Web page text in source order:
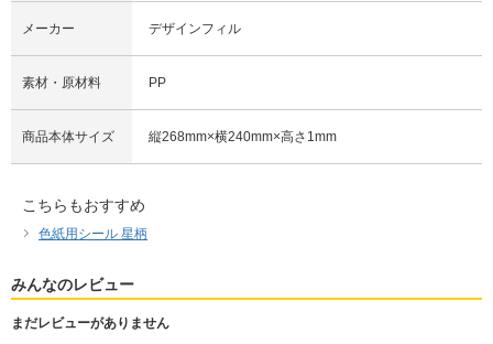
メーカー デザインフィル
素材・原材料 PP
商品本体サイズ 縦268mm×横240mm×高さ1mm
こちらもおすすめ
色紙用シール 星柄
みんなのレビュー
まだレビューがありません